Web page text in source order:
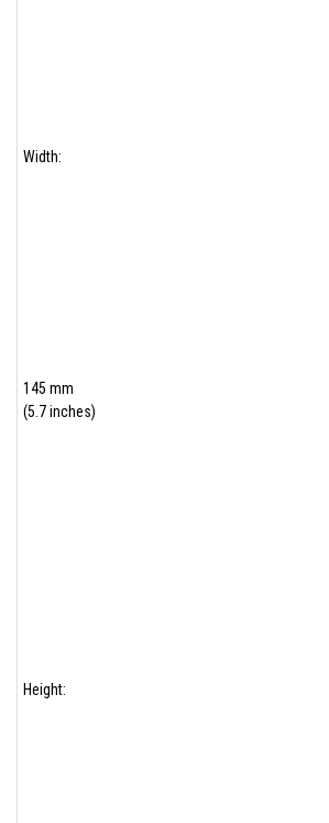
Width:
145 mm
(5.7 inches)
Height: